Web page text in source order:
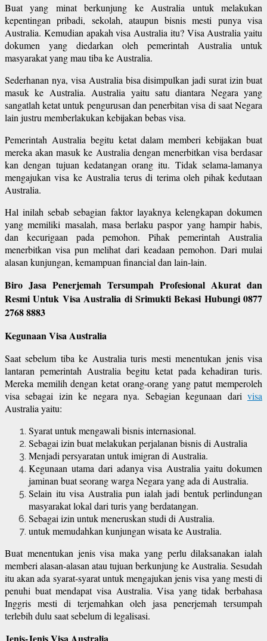
Buat yang minat berkunjung ke Australia untuk melakukan
kepentingan pribadi, sekolah, ataupun bisnis mesti punya visa
Australia. Kemudian apakah visa Australia itu? Visa Australia yaitu
dokumen yang diedarkan oleh pemerintah Australia untuk
masyarakat yang mau tiba ke Australia.
Sederhanan nya, visa Australia bisa disimpulkan jadi surat izin buat
masuk ke Australia. Australia yaitu satu diantara Negara yang
sangatlah ketat untuk pengurusan dan penerbitan visa di saat Negara
lain justru memberlakukan kebijakan bebas visa.
Pemerintah Australia begitu ketat dalam memberi kebijakan buat
mereka akan masuk ke Australia dengan menerbitkan visa berdasar
kan dengan tujuan kedatangan orang itu. Tidak selama-lamanya
mengajukan visa ke Australia terus di terima oleh pihak kedutaan
Australia.
Hal inilah sebab sebagian faktor layaknya kelengkapan dokumen
yang memiliki masalah, masa berlaku paspor yang hampir habis,
dan kecurigaan pada pemohon. Pihak pemerintah Australia
menerbitkan visa pun melihat dari keadaan pemohon. Dari mulai
alasan kunjungan, kemampuan financial dan lain-lain.
Biro Jasa Penerjemah Tersumpah Profesional Akurat dan
Resmi Untuk Visa Australia di Srimukti Bekasi Hubungi 0877
2768 8883
Kegunaan Visa Australia
Saat sebelum tiba ke Australia turis mesti menentukan jenis visa
lantaran pemerintah Australia begitu ketat pada kehadiran turis.
Mereka memilih dengan ketat orang-orang yang patut memperoleh
visa sebagai izin ke negara nya. Sebagian kegunaan dari visa
Australia yaitu:
Syarat untuk mengawali bisnis internasional.
Sebagai izin buat melakukan perjalanan bisnis di Australia
Menjadi persyaratan untuk imigran di Australia.
Kegunaan utama dari adanya visa Australia yaitu dokumen
jaminan buat seorang warga Negara yang ada di Australia.
Selain itu visa Australia pun ialah jadi bentuk perlindungan
masyarakat lokal dari turis yang berdatangan.
Sebagai izin untuk meneruskan studi di Australia.
untuk memudahkan kunjungan wisata ke Australia.
Buat menentukan jenis visa maka yang perlu dilaksanakan ialah
memberi alasan-alasan atau tujuan berkunjung ke Australia. Sesudah
itu akan ada syarat-syarat untuk mengajukan jenis visa yang mesti di
penuhi buat mendapat visa Australia. Visa yang tidak berbahasa
Inggris mesti di terjemahkan oleh jasa penerjemah tersumpah
terlebih dulu saat sebelum di legalisasi.
Jenis-Jenis Visa Australia